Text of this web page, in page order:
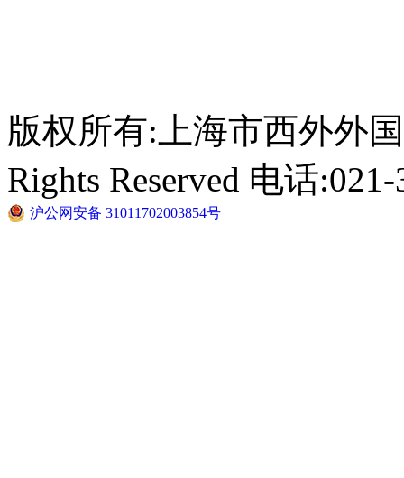
版权所有:上海市西外外
Rights Reserved 电话
沪公网安备 31011702003854号